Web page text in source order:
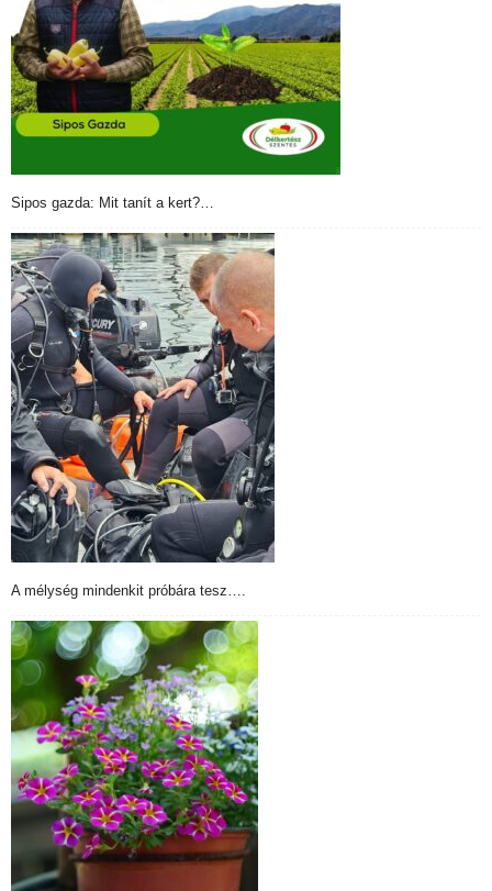
Sipos gazda: Mit tanít a kert?…
A mélység mindenkit próbára tesz….